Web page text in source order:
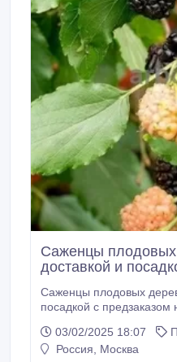
Саженцы плодовых
доставкой и
Саженцы плодовых
посадкой с предзаказом
деревьев для посадки
ценам в Москве и
03/02/2025 18:07
Россия, Москва